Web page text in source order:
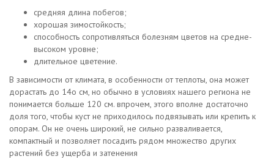
средняя длина побегов;
хорошая зимостойкость;
способность сопротивляться болезням цветов на средне-
высоком уровне;
длительное цветение.
В зависимости от климата, в особенности от теплоты, она может
дорастать до 14о см, но обычно в условиях нашего региона не
понимается больше 120 см. впрочем, этого вполне достаточно
доля того, чтобы куст не приходилось подвязывать или крепить к
опорам. Он не очень широкий, не сильно разваливается,
компактный и позволяет посадить рядом множество других
растений без ущерба и затенения